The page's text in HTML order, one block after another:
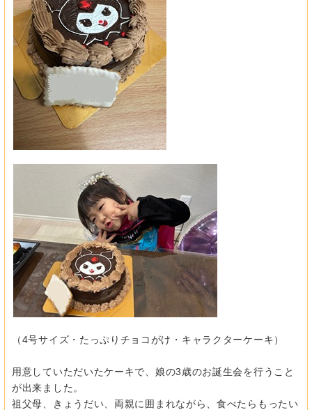
（4号サイズ・たっぷりチョコがけ・キャラクターケーキ）
用意していただいたケーキで、 娘の3歳のお誕生会を行うこと
が出来ました。
祖父母、
きょうだい、両親に囲まれながら、食べたらもったい